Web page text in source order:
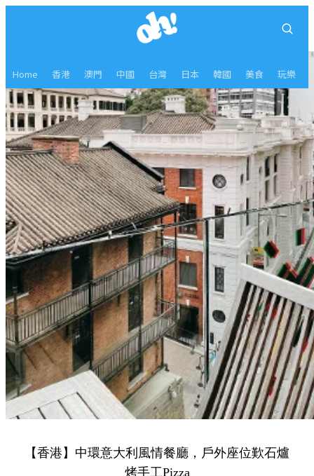
Home 香港 澳門 中國 台灣 日本 韓國 美食 玩樂
【香港】中環意大利風情餐廳，戶外座位歎石爐
烤手工Pizza